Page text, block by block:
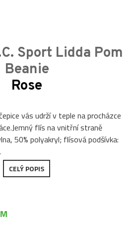
Sport Lidda Pom
Beanie
Rose
vás udrží v teple na procházce
flís na vnitřní straně
50% polyakryl; flísová podšívka:
CELÝ POPIS